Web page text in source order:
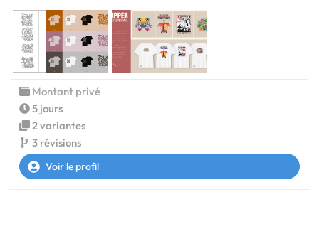
Montant privé
5 jours
2 variantes
3 révisions
Voir le profil